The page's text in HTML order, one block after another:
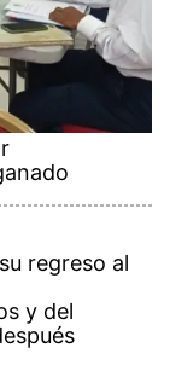
regreso al
y del